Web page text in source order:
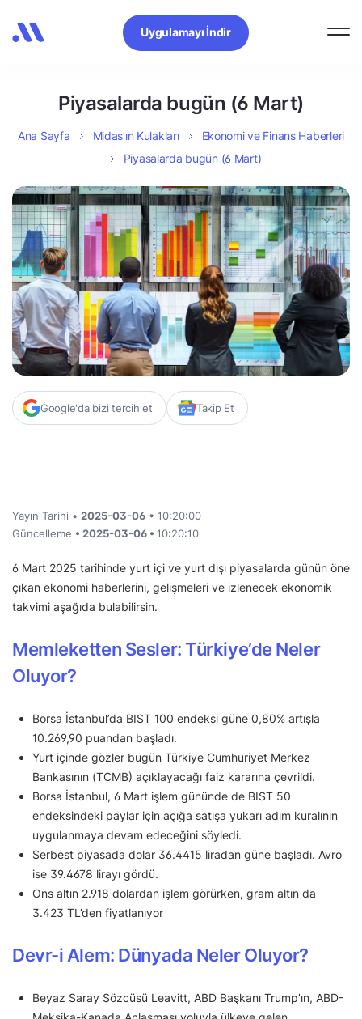
Uygulamayı İndir
Piyasalarda bugün (6 Mart)
Ana Sayfa Midas’ın Kulakları
Ekonomi ve Finans Haberleri
Piyasalarda bugün (6 Mart)
Google'da bizi tercih et Takip Et
Yayın Tarihi • 2025-03-06 • 10:20:00
Güncelleme • 2025-03-06 • 10:20:10
6 Mart 2025 tarihinde yurt içi ve yurt dışı piyasalarda günün öne
çıkan ekonomi haberlerini, gelişmeleri ve izlenecek ekonomik
takvimi aşağıda bulabilirsin.
Memleketten Sesler: Türkiye’de Neler
Oluyor?
Borsa İstanbul’da BIST 100 endeksi güne 0,80% artışla
10.269,90 puandan başladı.
Yurt içinde gözler bugün Türkiye Cumhuriyet Merkez
Bankasının (TCMB) açıklayacağı faiz kararına çevrildi.
Borsa İstanbul, 6 Mart işlem gününde de BIST 50
endeksindeki paylar için açığa satışa yukarı adım kuralının
uygulanmaya devam edeceğini söyledi.
Serbest piyasada dolar 36.4415 liradan güne başladı. Avro
ise 39.4678 lirayı gördü.
Ons altın 2.918 dolardan işlem görürken, gram altın da
3.423 TL’den fiyatlanıyor
Devr-i Alem: Dünyada Neler Oluyor?
Beyaz Saray Sözcüsü Leavitt, ABD Başkanı Trump’ın, ABD-